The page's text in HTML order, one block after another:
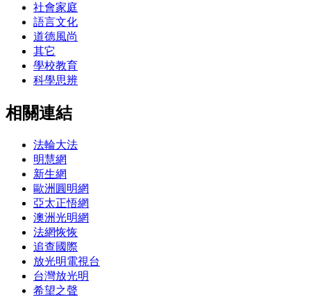
社會家庭
語言文化
道德風尚
其它
學校教育
科學思辨
相關連結
法輪大法
明慧網
新生網
歐洲圓明網
亞太正悟網
澳洲光明網
法網恢恢
追查國際
放光明電視台
台灣放光明
希望之聲